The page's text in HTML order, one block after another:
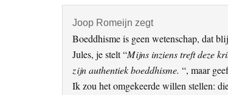
Joop Romeijn zegt
Boeddhisme is geen wetenschap, dat
Jules, je stelt “Mijns inziens treft deze
zijn authentiek boeddhisme. “, maar
Ik zou het omgekeerde willen stellen: